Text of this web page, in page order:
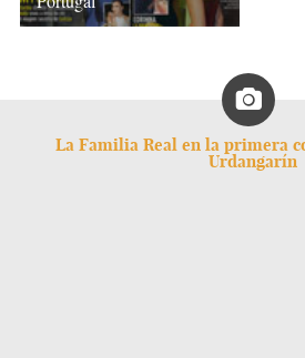
La Familia Real en la primera
Urdangarín